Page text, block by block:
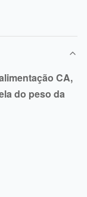
CA,
do peso da